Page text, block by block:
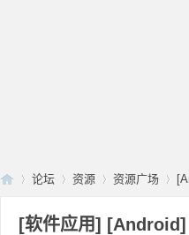
论坛 资源 资源广场
[软件应用] [Android]